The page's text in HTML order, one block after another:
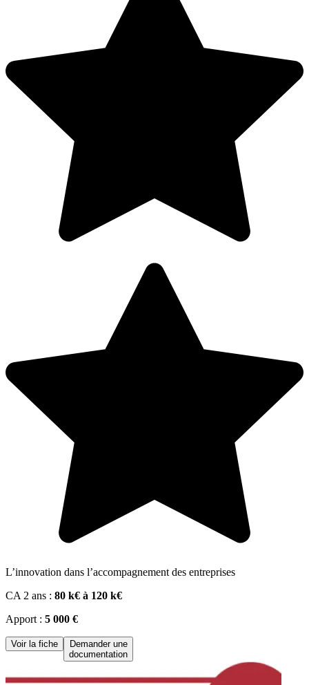
L’innovation dans l’accompagnement des entreprises
CA 2 ans : 80 k€ à 120 k€
Apport : 5 000 €
Voir la fiche
Demander une
documentation